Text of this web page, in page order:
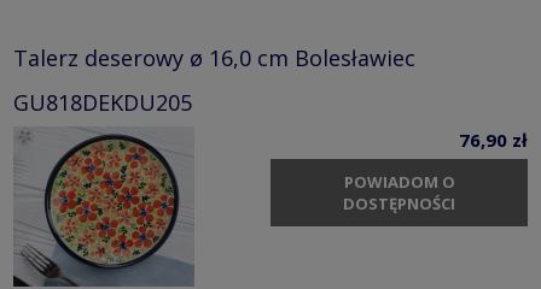
Talerz deserowy ø 16,0 cm Bolesławiec
GU818DEKDU205
76,90 zł
POWIADOM O
DOSTĘPNOŚCI